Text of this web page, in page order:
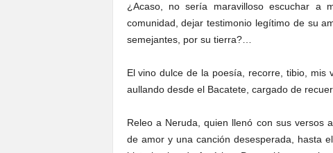
¿Acaso, no sería maravilloso escuchar a
comunidad, dejar testimonio legítimo de su
semejantes, por su tierra?…
El vino dulce de la poesía, recorre, tibio, mis
aullando desde el Bacatete, cargado de
Releo a Neruda, quien llenó con sus versos
de amor y una canción desesperada, hasta